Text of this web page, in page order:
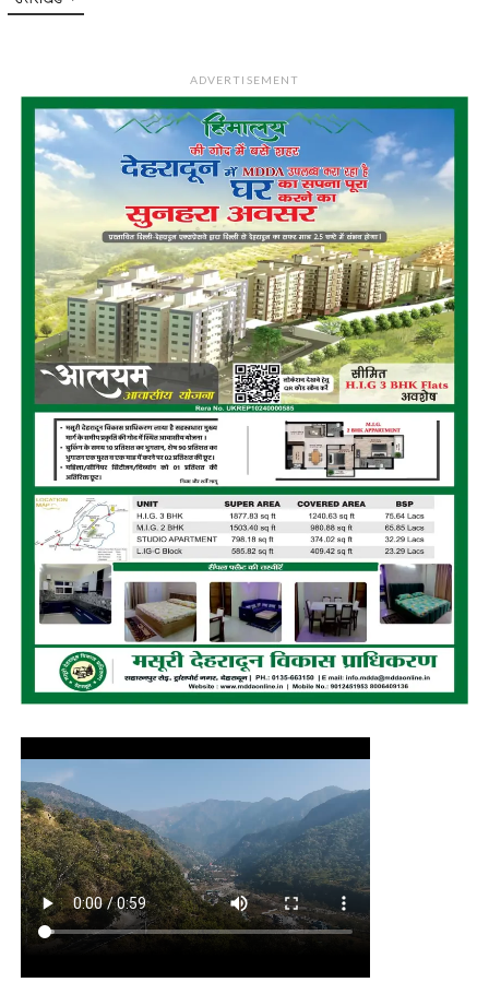
ADVERTISEMENT